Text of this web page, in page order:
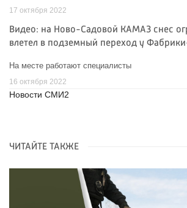
17 октября 2022
Видео: на Ново-Садовой КАМАЗ снес
влетел в подземный переход у
На месте работают специалисты
16 октября 2022
Новости СМИ2
ЧИТАЙТЕ ТАКЖЕ